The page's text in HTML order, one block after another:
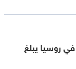
روسيا يبلغ